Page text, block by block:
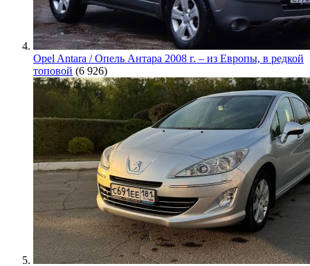
Opel Antara / Опель Антара 2008 г. – из Европы, в редкой
топовой (6 926)